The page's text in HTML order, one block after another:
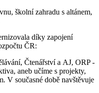
školní zahradu s altánem,
díky zapojení
ČR:
Čtenářství a AJ, ORP -
aneb učíme s projekty,
V současné době navštěvuje